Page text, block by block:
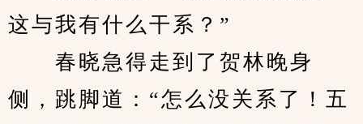
这与我有什么干系？”
春晓急得走到了贺林晚身
侧，跳脚道：“怎么没关系了！五